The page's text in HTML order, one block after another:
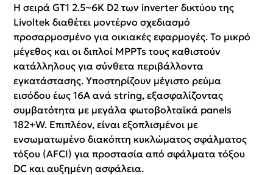
Η σειρά GT1 2.5~6K D2 των inverter δικτύου της
Livoltek διαθέτει μοντέρνο σχεδιασμό
προσαρμοσμένο για οικιακές εφαρμογές. Το μικρό
μέγεθος και οι διπλοί MPPTs τους καθιστούν
κατάλληλους για σύνθετα περιβάλλοντα
εγκατάστασης. Υποστηρίζουν μέγιστο ρεύμα
εισόδου έως 16A ανά string, εξασφαλίζοντας
συμβατότητα με μεγάλα φωτοβολταϊκά panels
182+W. Επιπλέον, είναι εξοπλισμένοι με
ενσωματωμένο διακόπτη κυκλώματος σφάλματος
τόξου (AFCI) για προστασία από σφάλματα τόξου
DC και αυξημένη ασφάλεια.